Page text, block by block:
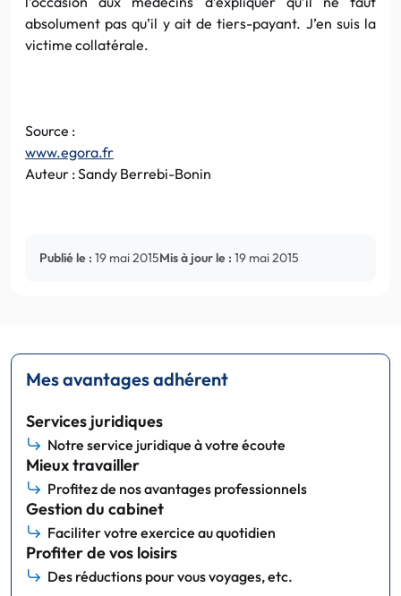
absolument pas qu’il y ait de tiers-payant. J’en suis la
victime collatérale.
Source :
www.egora.fr
Auteur : Sandy Berrebi-Bonin
Publié le : 19 mai 2015Mis à jour le : 19 mai 2015
Mes avantages adhérent
Services juridiques
Notre service juridique à votre écoute
Mieux travailler
Profitez de nos avantages professionnels
Gestion du cabinet
Faciliter votre exercice au quotidien
Profiter de vos loisirs
Des réductions pour vous voyages, etc.